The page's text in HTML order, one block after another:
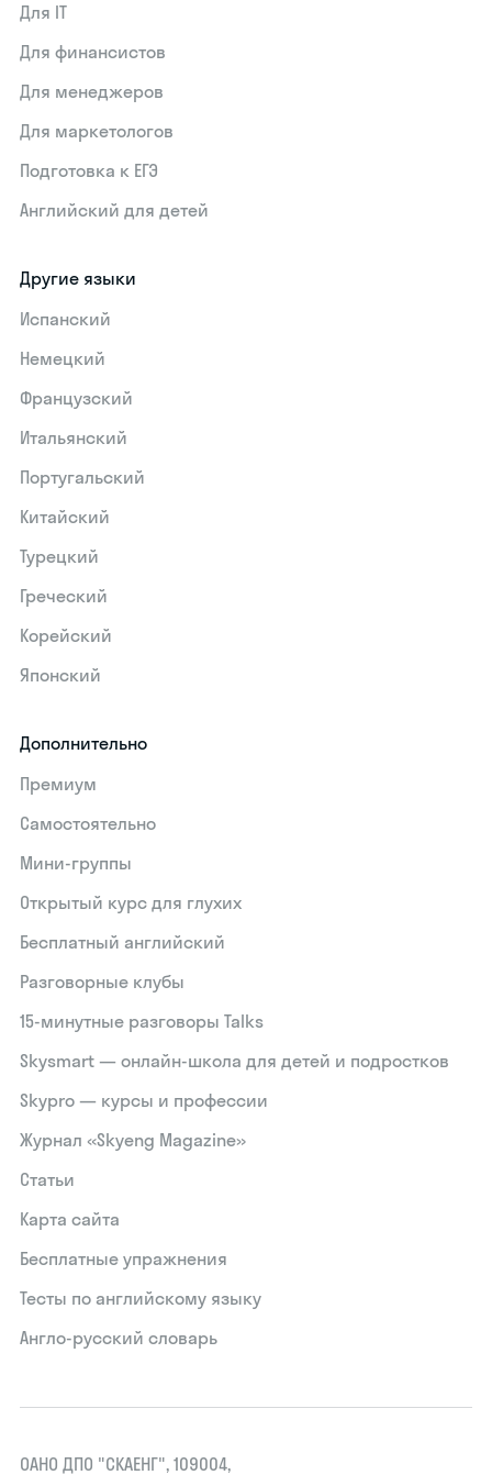
Для IT
Для финансистов
Для менеджеров
Для маркетологов
Подготовка к ЕГЭ
Английский для детей
Другие языки
Испанский
Немецкий
Французский
Итальянский
Португальский
Китайский
Турецкий
Греческий
Корейский
Японский
Дополнительно
Премиум
Самостоятельно
Мини-группы
Открытый курс для глухих
Бесплатный английский
Разговорные клубы
15‑минутные разговоры Talks
Skysmart — онлайн-школа для детей и подростков
Skypro — курсы и профессии
Журнал «Skyeng Magazine»
Статьи
Карта сайта
Бесплатные упражнения
Тесты по английскому языку
Англо-русский словарь
ОАНО ДПО "СКАЕНГ", 109004,